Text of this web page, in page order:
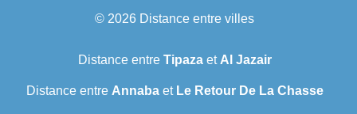
© 2026 Distance entre villes
Distance entre Tipazaet Al Jazair
Distance entre Annabaet Le Retour De La Chasse